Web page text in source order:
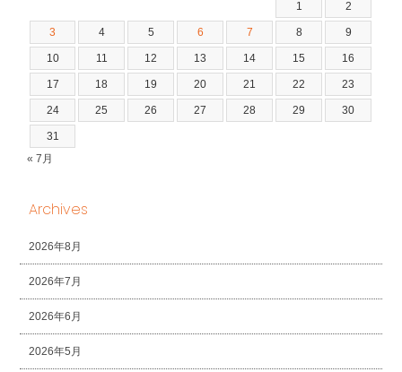
1 2
3 4 5 6 7 8 9
10 11 12 13 14 15 16
17 18 19 20 21 22 23
24 25 26 27 28 29 30
31
« 7月
Archives
2026年8月
2026年7月
2026年6月
2026年5月